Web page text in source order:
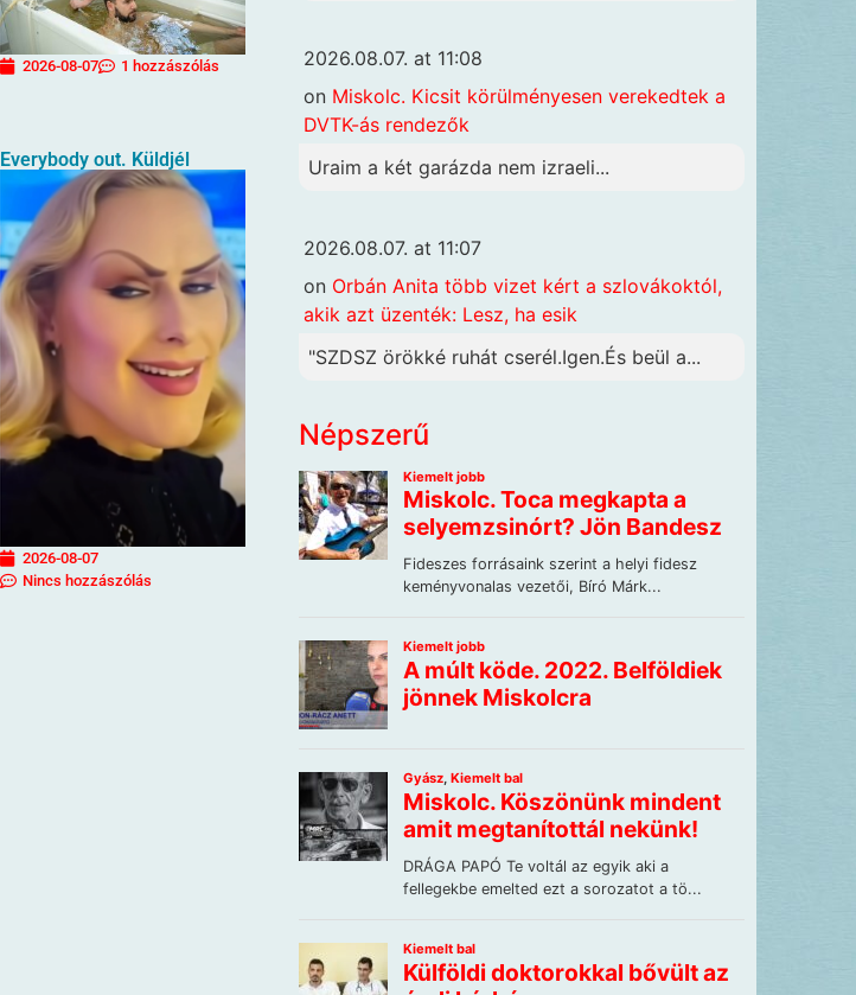
2026-08-07 1 hozzászólás
Everybody out. Küldjél
2026-08-07
Nincs hozzászólás
2026.08.07. at 11:08
on Miskolc. Kicsit körülményesen verekedtek a
DVTK-ás rendezők
Uraim a két garázda nem izraeli...
2026.08.07. at 11:07
on Orbán Anita több vizet kért a szlovákoktól,
akik azt üzenték: Lesz, ha esik
"SZDSZ örökké ruhát cserél.Igen.És beül a...
Népszerű